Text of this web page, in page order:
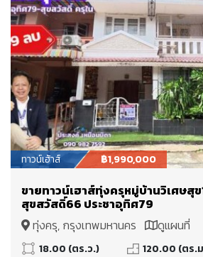
ทาวน์เฮ้าส์ ฿1,990,000
ขายทาวน์เฮาส์ทุ่งครุหมู่บ้านวิเศษสุข
สุขสวัสดิ์66 ประชาอุทิศ79
ทุ่งครุ, กรุงเทพมหานคร
ดูแผนที่
18.00 (ตร.ว.)
120.00 (ตร.